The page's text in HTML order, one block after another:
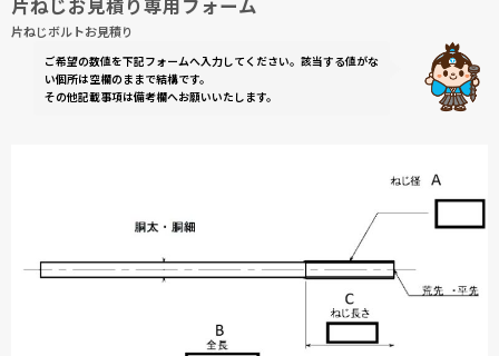
片ねじボルトお見積り
ご希望の数値を下記フォームへ入力してください。該当する値がな
い個所は空欄のままで結構です。
その他記載事項は備考欄へお願いいたします。